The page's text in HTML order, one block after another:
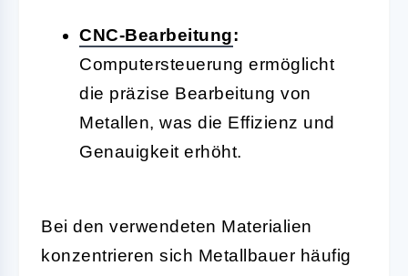
CNC-Bearbeitung:
Computersteuerung ermöglicht
die präzise Bearbeitung von
Metallen, was die Effizienz und
Genauigkeit erhöht.
Bei den verwendeten Materialien
konzentrieren sich Metallbauer häufig